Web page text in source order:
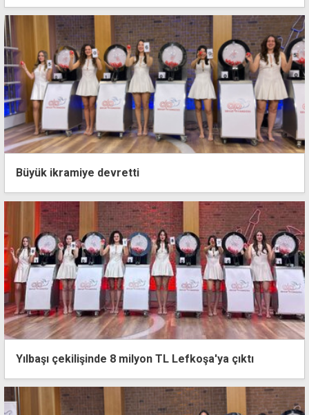
Büyük ikramiye devretti
Yılbaşı çekilişinde 8 milyon TL Lefkoşa'ya çıktı